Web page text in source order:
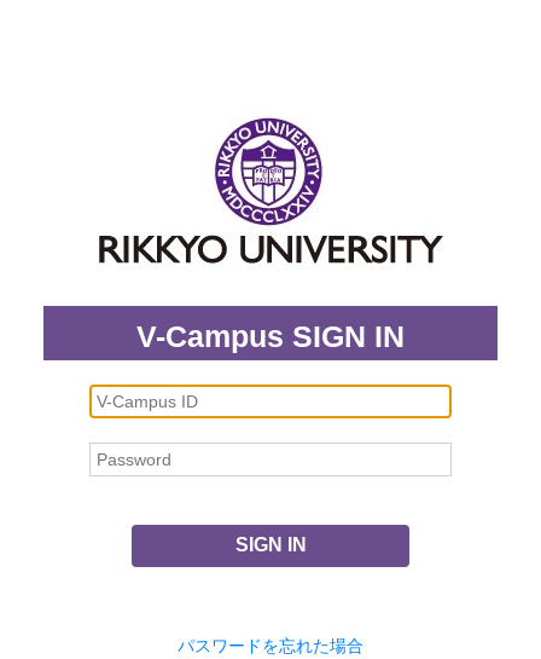
V-Campus SIGN IN
SIGN IN
パスワードを忘れた場合